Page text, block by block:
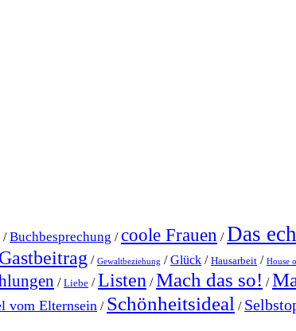
/Buchbesprechung /coole Frauen /Das
Gastbeitrag / Gewaltbeziehung /Glück / Hausarbeit / House
/ Liebe /Listen /Mach das so! /
vom Elternsein / Schönheitsideal /